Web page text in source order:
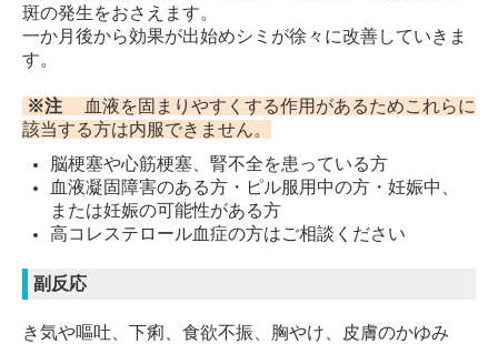
斑の発生をおさえます。
一か月後から効果が出始めシミが徐々に改善していきま
す。
※注
血液を固まりやすくする作用があるためこれらに
該当する方は内服できません。
脳梗塞や心筋梗塞、腎不全を患っている方
血液凝固障害のある方・ピル服用中の方・妊娠中、
または妊娠の可能性がある方
高コレステロール血症の方はご相談ください
副反応
き気や嘔吐、下痢、食欲不振、胸やけ、皮膚のかゆみ